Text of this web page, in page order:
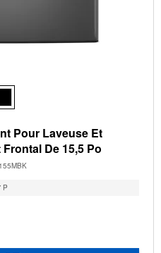
Pour Laveuse Et
De 15,5 Po
P